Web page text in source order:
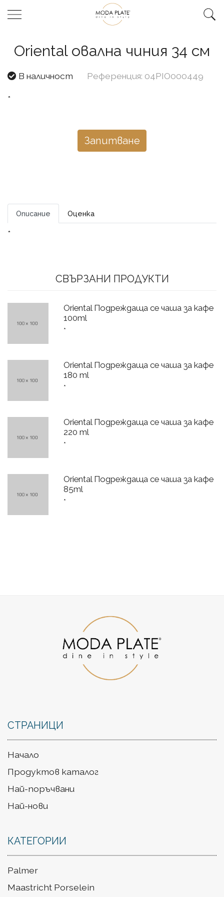
Oriental овална чиния 34 см
В наличност Референция: 04PIO000449
*
Запитване
Описание Оценка
*
СВЪРЗАНИ ПРОДУКТИ
Oriental Подреждаща се чаша за кафе
100ml
*
Oriental Подреждаща се чаша за кафе
180 ml
*
Oriental Подреждаща се чаша за кафе
220 ml
*
Oriental Подреждаща се чаша за кафе
85ml
*
СТРАНИЦИ
Начало
Продуктов каталог
Най-поръчвани
Най-нови
КАТЕГОРИИ
Palmer
Maastricht Porselein